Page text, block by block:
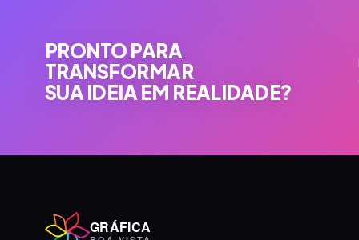
PRONTO PARA
TRANSFORMAR
SUA IDEIA EM REALIDADE?
GRÁFICA